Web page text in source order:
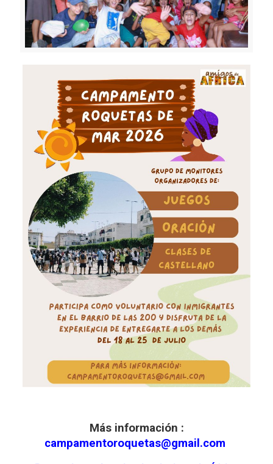
Más información :
campamentoroquetas@gmail.com